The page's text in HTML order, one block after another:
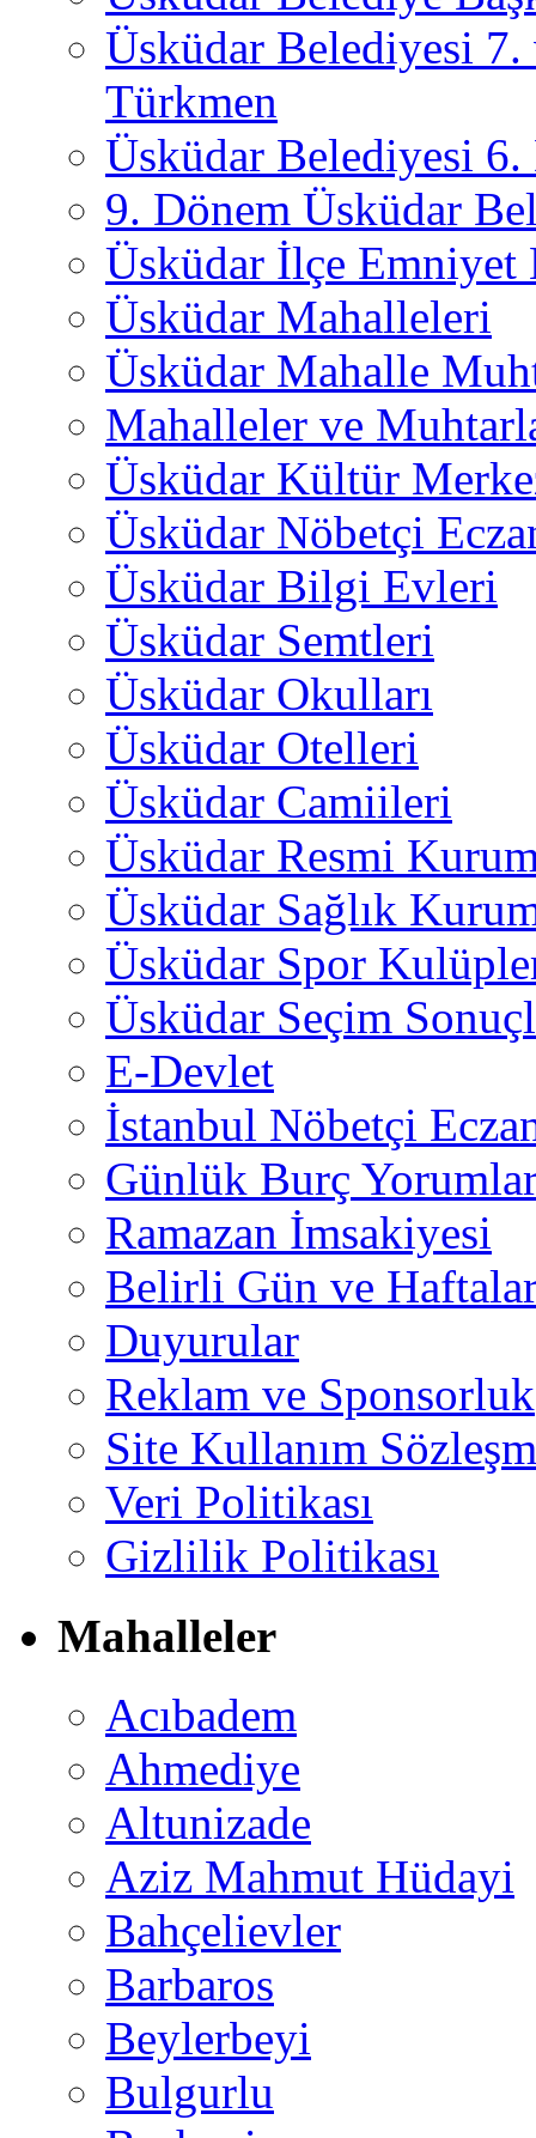
Üsküdar Belediyesi
Türkmen
Üsküdar Belediyesi 6.
9. Dönem Üsküdar
Üsküdar İlçe
Üsküdar Mahalleleri
Üsküdar Mahalle
Mahalleler ve
Üsküdar Kültür
Üsküdar Nöbetçi
Üsküdar Bilgi Evleri
Üsküdar Semtleri
Üsküdar Okulları
Üsküdar Otelleri
Üsküdar Camiileri
Üsküdar Resmi
Üsküdar Sağlık
Üsküdar Spor
Üsküdar Seçim
E-Devlet
İstanbul Nöbetçi
Günlük Burç
Ramazan İmsakiyesi
Belirli Gün ve
Duyurular
Reklam ve Sponsorluk
Site Kullanım
Veri Politikası
Gizlilik Politikası
Mahalleler
Acıbadem
Ahmediye
Altunizade
Aziz Mahmut Hüdayi
Bahçelievler
Barbaros
Beylerbeyi
Bulgurlu